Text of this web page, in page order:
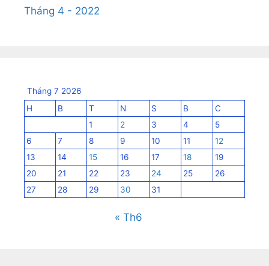
Tháng 4 - 2022
Tháng 7 2026
H
B T N S B
C
1
2 3 4
5
6
7 8 9 10 11
12
13
14 15 16 17 18
19
20
21 22 23 24 25
26
27
28 29 30 31
« Th6